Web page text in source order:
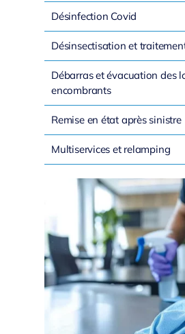
Désinfection Covid
Désinsectisation et
Débarras et évacuation des
encombrants
Remise en état après sinistre
Multiservices et relamping